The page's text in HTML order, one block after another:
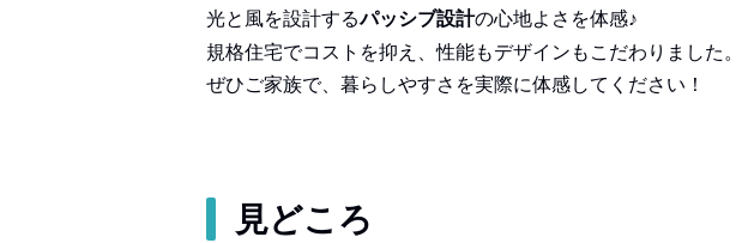
光と風を設計するパッシブ設計の心地よさを体感♪
規格住宅でコストを抑え、性能もデザインもこだわりました。
ぜひご家族で、暮らしやすさを実際に体感してください！
見どころ